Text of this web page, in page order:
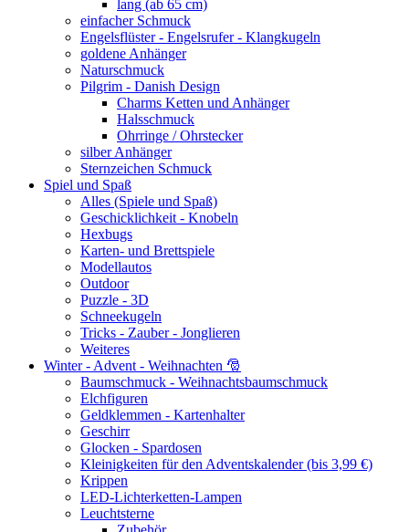
lang (ab 65 cm)
einfacher Schmuck
Engelsflüster - Engelsrufer - Klangkugeln
goldene Anhänger
Naturschmuck
Pilgrim - Danish Design
Charms Ketten und Anhänger
Halsschmuck
Ohrringe / Ohrstecker
silber Anhänger
Sternzeichen Schmuck
Spiel und Spaß
Alles (Spiele und Spaß)
Geschicklichkeit - Knobeln
Hexbugs
Karten- und Brettspiele
Modellautos
Outdoor
Puzzle - 3D
Schneekugeln
Tricks - Zauber - Jonglieren
Weiteres
Winter - Advent - Weihnachten 🎅
Baumschmuck - Weihnachtsbaumschmuck
Elchfiguren
Geldklemmen - Kartenhalter
Geschirr
Glocken - Spardosen
Kleinigkeiten für den Adventskalender (bis 3,99 €)
Krippen
LED-Lichterketten-Lampen
Leuchtsterne